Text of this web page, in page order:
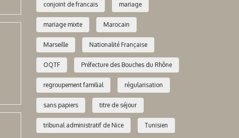
conjoint de francais mariage
mariage mixte Marocain
Marseille Nationalité Française
OQTF Préfecture des Bouches du Rhône
regroupement familial régularisation
sans papiers titre de séjour
tribunal administratif de Nice Tunisien